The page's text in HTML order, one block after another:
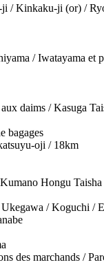
/ Kinkaku-ji (or) /
/ Iwatayama
daims / Kasuga
bagages
oji / 18km
Hongu
/ Koguchi /
des marchands /